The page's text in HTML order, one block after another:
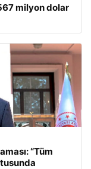
milyon dolar
“Tüm